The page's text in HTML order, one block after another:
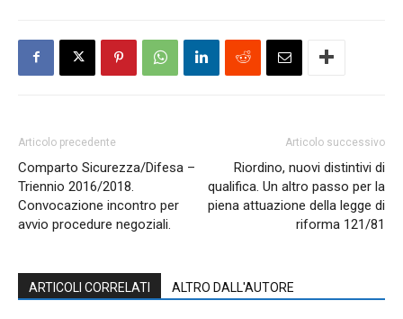
Articolo precedente
Comparto Sicurezza/Difesa –
Triennio 2016/2018.
Convocazione incontro per
avvio procedure negoziali.
Articolo successivo
Riordino, nuovi distintivi di
qualifica. Un altro passo per la
piena attuazione della legge di
riforma 121/81
ARTICOLI CORRELATI ALTRO DALL'AUTORE